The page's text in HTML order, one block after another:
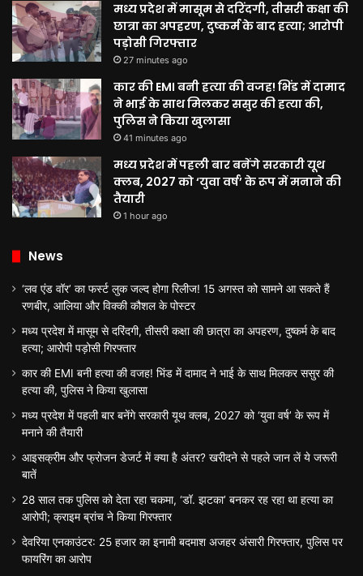
मध्य प्रदेश में मासूम से दरिंदगी, तीसरी कक्षा की
छात्रा का अपहरण, दुष्कर्म के बाद हत्या; आरोपी
पड़ोसी गिरफ्तार
27 minutes ago
कार की EMI बनी हत्या की वजह! भिंड में दामाद
ने भाई के साथ मिलकर ससुर की हत्या की,
पुलिस ने किया खुलासा
41 minutes ago
मध्य प्रदेश में पहली बार बनेंगे सरकारी यूथ
क्लब, 2027 को ‘युवा वर्ष’ के रूप में मनाने की
तैयारी
1 hour ago
News
‘लव एंड वॉर’ का फर्स्ट लुक जल्द होगा रिलीज! 15 अगस्त को सामने आ सकते हैं
रणबीर, आलिया और विक्की कौशल के पोस्टर
मध्य प्रदेश में मासूम से दरिंदगी, तीसरी कक्षा की छात्रा का अपहरण, दुष्कर्म के बाद
हत्या; आरोपी पड़ोसी गिरफ्तार
कार की EMI बनी हत्या की वजह! भिंड में दामाद ने भाई के साथ मिलकर ससुर की
हत्या की, पुलिस ने किया खुलासा
मध्य प्रदेश में पहली बार बनेंगे सरकारी यूथ क्लब, 2027 को ‘युवा वर्ष’ के रूप में
मनाने की तैयारी
आइसक्रीम और फ्रोजन डेजर्ट में क्या है अंतर? खरीदने से पहले जान लें ये जरूरी
बातें
28 साल तक पुलिस को देता रहा चकमा, ‘डॉ. झटका’ बनकर रह रहा था हत्या का
आरोपी; क्राइम ब्रांच ने किया गिरफ्तार
देवरिया एनकाउंटर: 25 हजार का इनामी बदमाश अजहर अंसारी गिरफ्तार, पुलिस पर
फायरिंग का आरोप